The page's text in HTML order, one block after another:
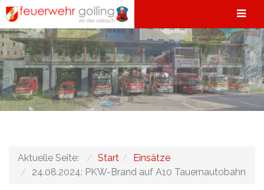
Aktuelle Seite: Start
Einsätze
24.08.2024: PKW-Brand auf A10 Tauernautobahn